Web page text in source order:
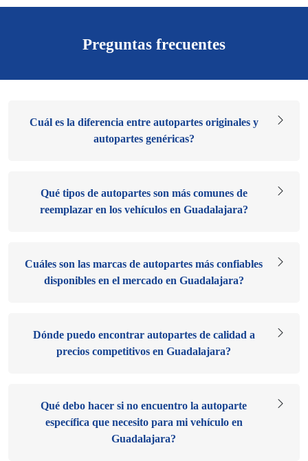
Preguntas frecuentes
Cuál es la diferencia entre autopartes originales y
autopartes genéricas?
Qué tipos de autopartes son más comunes de
reemplazar en los vehículos en Guadalajara?
Cuáles son las marcas de autopartes más confiables
disponibles en el mercado en Guadalajara?
Dónde puedo encontrar autopartes de calidad a
precios competitivos en Guadalajara?
Qué debo hacer si no encuentro la autoparte
específica que necesito para mi vehículo en
Guadalajara?